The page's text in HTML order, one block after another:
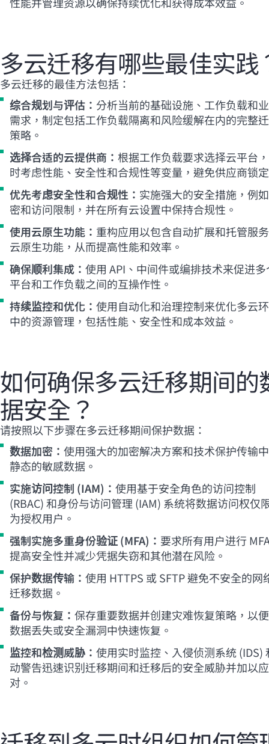
多云迁移有哪些最佳实践
多云迁移的最佳方法包括：
综合规划与评估： 分析当前的基础设施、工作负载和
需求，制定包括工作负载隔离和风险缓解在内的完整
策略。
选择合适的云提供商： 根据工作负载要求选择云平台
时考虑性能、安全性和合规性等变量，避免供应商锁
优先考虑安全性和合规性： 实施强大的安全措施，例
密和访问限制，并在所有云设置中保持合规性。
使用云原生功能： 重构应用以包含自动扩展和托管服
云原生功能，从而提高性能和效率。
确保顺利集成： 使用 API、中间件或编排技术来促进
平台和工作负载之间的互操作性。
持续监控和优化： 使用自动化和治理控制来优化多云
中的资源管理，包括性能、安全性和成本效益。
如何确保多云迁移期间的
据安全？
请按照以下步骤在多云迁移期间保护数据：
数据加密： 使用强大的加密解决方案和技术保护传输
静态的敏感数据。
实施访问控制 (IAM)： 使用基于安全角色的访问控制
(RBAC) 和身份与访问管理 (IAM) 系统将数据访问权仅
为授权用户。
强制实施多重身份验证 (MFA)： 要求所有用户进行
提高安全性并减少凭据失窃和其他潜在风险。
保护数据传输： 使用 HTTPS 或 SFTP 避免不安全的网
迁移数据。
备份与恢复： 保存重要数据并创建灾难恢复策略，以
数据丢失或安全漏洞中快速恢复。
监控和检测威胁： 使用实时监控、入侵侦测系统 (IDS)
动警告迅速识别迁移期间和迁移后的安全威胁并加以应
对。